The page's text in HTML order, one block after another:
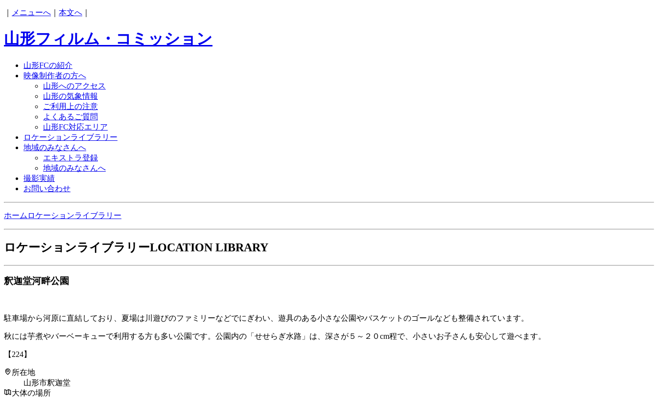
メニューへ 本文へ
山形フィルム・コミッション
山形FCの紹介
映像制作者の方へ
山形へのアクセス
山形の気象情報
ご利用上の注意
よくあるご質問
山形FC対応エリア
ロケーションライブラリー
地域のみなさんへ
エキストラ登録
地域のみなさんへ
撮影実績
お問い合わせ
ホーム ロケーションライブラリー
ロケーションライブラリーLOCATION LIBRARY
釈迦堂河畔公園
駐車場から河原に直結しており、夏場は川遊びのファミリーなどでにぎわい、遊具のある小さな公園やバスケットのゴールなども整備されています。
秋には芋煮やバーベーキューで利用する方も多い公園です。公園内の「せせらぎ水路」は、深さが５～２０cm程で、小さいお子さんも安心して遊べます。
【224】
所在地
山形市釈迦堂
大体の場所